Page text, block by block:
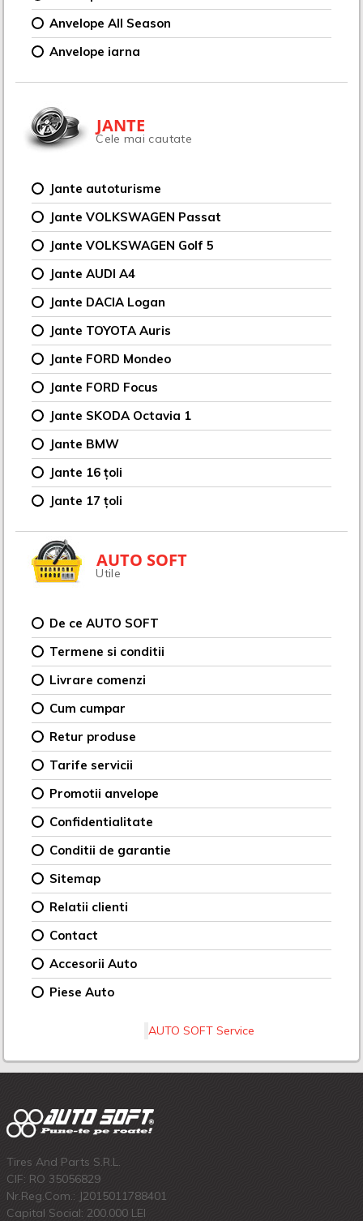
Anvelope All Season
Anvelope iarna
JANTE
Cele mai cautate
Jante autoturisme
Jante VOLKSWAGEN Passat
Jante VOLKSWAGEN Golf 5
Jante AUDI A4
Jante DACIA Logan
Jante TOYOTA Auris
Jante FORD Mondeo
Jante FORD Focus
Jante SKODA Octavia 1
Jante BMW
Jante 16 țoli
Jante 17 țoli
AUTO SOFT
Utile
De ce AUTO SOFT
Termene si conditii
Livrare comenzi
Cum cumpar
Retur produse
Tarife servicii
Promotii anvelope
Confidentialitate
Conditii de garantie
Sitemap
Relatii clienti
Contact
Accesorii Auto
Piese Auto
AUTO SOFT Service
Tires And Parts S.R.L.
CIF: RO 35056829
Nr.Reg.Com.: J2015011788401
Capital Social: 200.000 LEI